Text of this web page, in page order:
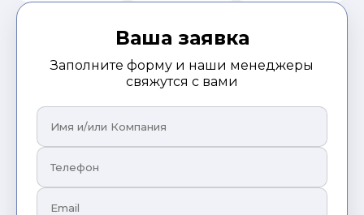
Ваша заявка
Заполните форму и наши менеджеры
свяжутся с вами